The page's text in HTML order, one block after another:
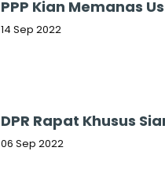
PPP Kian Memanas
14 Sep 2022
DPR Rapat Khusus
06 Sep 2022